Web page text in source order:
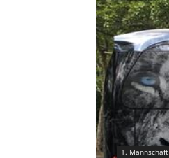
1. Mannschaft